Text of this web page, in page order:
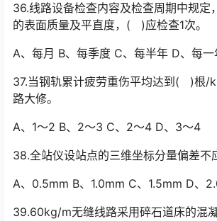
36.线路设备检查内容及检查周期中规定
的表面质量及平直度，( )应检查1次。
A、每月 B、每季度 C、每半年 D、每一
37.当钢轨累计疲劳重伤平均达到( )根/
路大修。
A、1～2 B、2～3 C、2～4 D、3～4
38.全站仪设站点的三维坐标分量偏差不
A、0.5mm B、1.0mm C、1.5mm D、
39.60kg/m无缝线路采用碎石道床的混